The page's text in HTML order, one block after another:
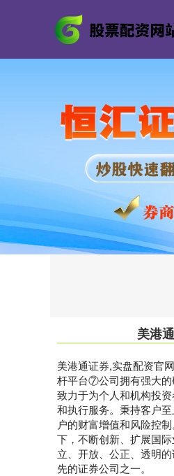
美港
美港通证券,实盘配资官
杆平台⑦公司拥有强大的
致力于为个人和机构投
和执行服务。秉持客户
户的财富增值和风险控
下，不断创新、扩展国
立、开放、公正、透明
先的证券公司之一。